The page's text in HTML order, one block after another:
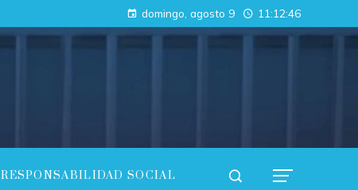
domingo, agosto 9 11:12:47
RESPONSABILIDAD SOCIAL